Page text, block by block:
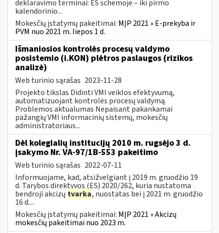
deklaravimo terminai: ES schemoje – iki pirmo
kalendorinio...
Mokesčių įstatymų pakeitimai: MĮP 2021 » E-prekyba ir
PVM nuo 2021 m. liepos 1 d.
Išmaniosios kontrolės procesų valdymo
posistemio (i.KON) plėtros paslaugos (rizikos
analizė)
Web turinio sąrašas 2023-11-28
Projekto tikslas Didinti VMI veiklos efektyvumą,
automatizuojant kontrolės procesų valdymą.
Problemos aktualumas Nepaisant pakankamai
pažangių VMI informacinių sistemų, mokesčių
administratoriaus...
Dėl kolegialių institucijų 2010 m. rugsėjo 3 d.
įsakymo Nr. VA-97/1B-553 pakeitimo
Web turinio sąrašas 2022-07-11
Informuojame, kad, atsižvelgiant į 2019 m. gruodžio 19
d. Tarybos direktyvos (ES) 2020/262, kuria nustatoma
bendroji akcizų tvarka, nuostatas bei į 2021 m. gruodžio
16 d....
Mokesčių įstatymų pakeitimai: MĮP 2021 » Akcizų
mokesčių pakeitimai nuo 2023 m.